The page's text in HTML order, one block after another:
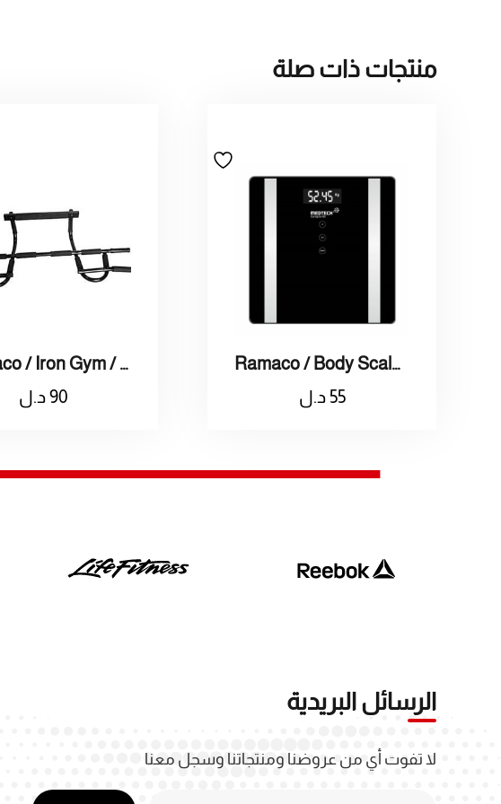
منتجات ذات صلة
Ramaco / Body Scale / راماكو / مقياس وزن الجسم
55 د.ل
Ramaco / Iron Gym / راماكو /رعقله باب كبيره
90د.ل
الرسائل البريدية
لا تفوت أي من عروضنا ومنتجاتنا وسجل معنا